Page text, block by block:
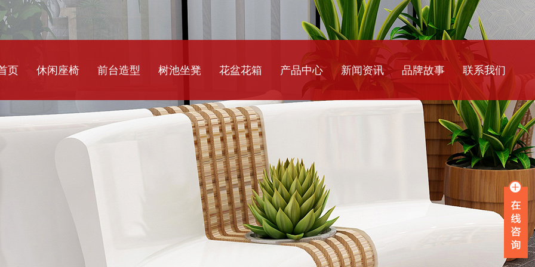
页 休闲座椅 前台造型 树池坐凳 花盆花箱 产品中心
玻璃钢树池坐凳
玻璃钢设备外壳
玻璃钢前台造型
玻璃钢休闲座椅
玻璃钢景观雕塑
不锈钢雕塑造型
新闻资讯 品牌故事 联系我们